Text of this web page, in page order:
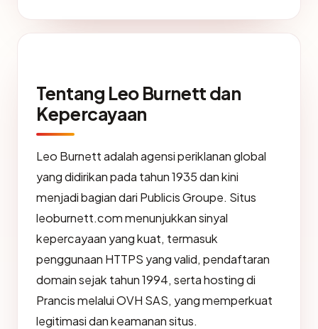
Tentang Leo Burnett dan
Kepercayaan
Leo Burnett adalah agensi periklanan global
yang didirikan pada tahun 1935 dan kini
menjadi bagian dari Publicis Groupe. Situs
leoburnett.com menunjukkan sinyal
kepercayaan yang kuat, termasuk
penggunaan HTTPS yang valid, pendaftaran
domain sejak tahun 1994, serta hosting di
Prancis melalui OVH SAS, yang memperkuat
legitimasi dan keamanan situs.